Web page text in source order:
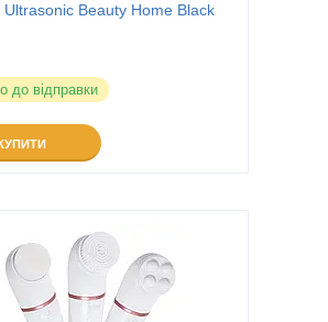
Ultrasonic Beauty Home Black
до відправки